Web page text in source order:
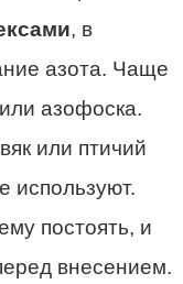
, в
азота. Чаще
азофоска.
или птичий
используют.
постоять, и
внесением.